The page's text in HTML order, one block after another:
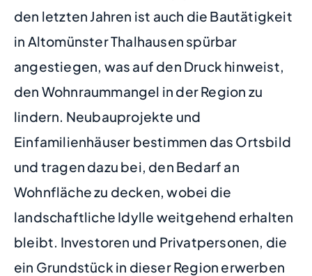
den letzten Jahren ist auch die Bautätigkeit
in Altomünster Thalhausen spürbar
angestiegen, was auf den Druck hinweist,
den Wohnraummangel in der Region zu
lindern. Neubauprojekte und
Einfamilienhäuser bestimmen das Ortsbild
und tragen dazu bei, den Bedarf an
Wohnfläche zu decken, wobei die
landschaftliche Idylle weitgehend erhalten
bleibt. Investoren und Privatpersonen, die
ein Grundstück in dieser Region erwerben